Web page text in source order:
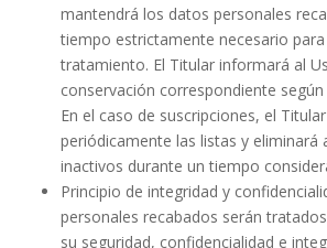
mantendrá los datos personales
tiempo estrictamente necesario
tratamiento. El Titular informará al
conservación correspondiente según
En el caso de suscripciones, el
periódicamente las listas y eliminará
inactivos durante un tiempo
Principio de integridad y
personales recabados serán
su seguridad, confidencialidad e